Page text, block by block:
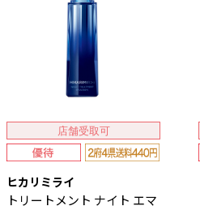
店舗受取可
ヒカリミライ
トリートメント ナイト エマ